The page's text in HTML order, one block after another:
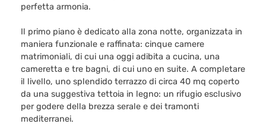
perfetta armonia.
Il primo piano è dedicato alla zona notte, organizzata in
maniera funzionale e raffinata: cinque camere
matrimoniali, di cui una oggi adibita a cucina, una
cameretta e tre bagni, di cui uno en suite. A completare
il livello, uno splendido terrazzo di circa 40 mq coperto
da una suggestiva tettoia in legno: un rifugio esclusivo
per godere della brezza serale e dei tramonti
mediterranei.